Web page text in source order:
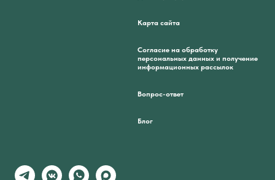
Карта сайта
Согласие на обработку
персональных данных и получение
информационных рассылок
Вопрос-ответ
Блог